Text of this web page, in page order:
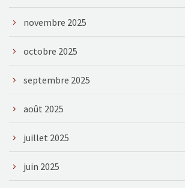
novembre 2025
octobre 2025
septembre 2025
août 2025
juillet 2025
juin 2025